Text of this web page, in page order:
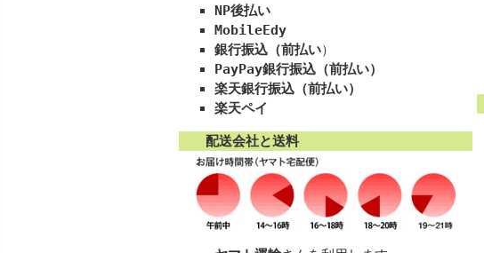
NP後払い
MobileEdy
銀行振込（前払い）
PayPay銀行振込（前払い）
楽天銀行振込（前払い）
楽天ペイ
配送会社と送料